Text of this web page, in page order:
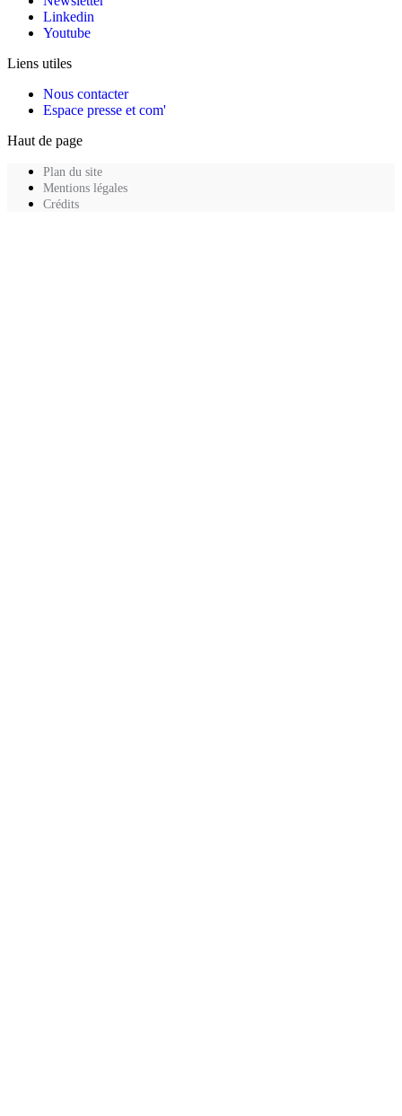
Linkedin
Youtube
Liens utiles
Nous contacter
Espace presse et com'
Haut de page
Plan du site
Mentions légales
Crédits